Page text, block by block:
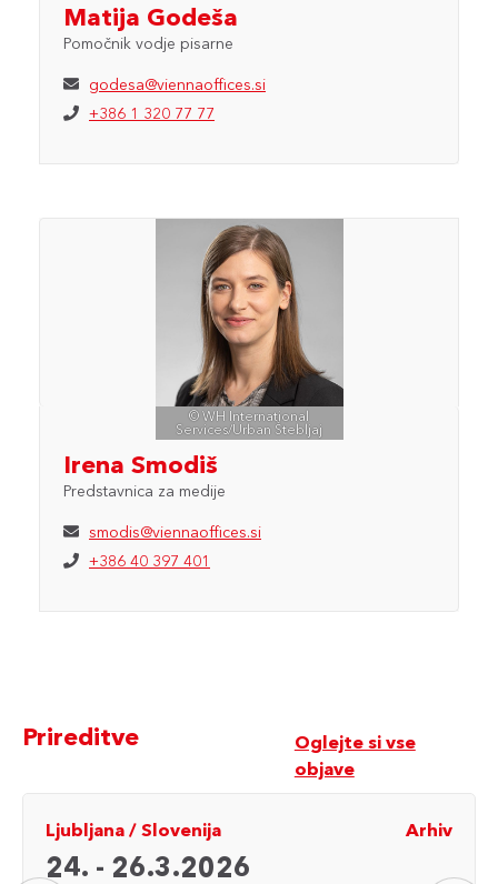
Matija Godeša
Pomočnik vodje pisarne
godesa@viennaoffices.si
+386 1 320 77 77
© WH International
Services/Urban Štebljaj
Irena Smodiš
Predstavnica za medije
smodis@viennaoffices.si
+386 40 397 401
Prireditve
Oglejte si vse
objave
Ljubljana / Slovenija Arhiv
24. - 26.3.2026